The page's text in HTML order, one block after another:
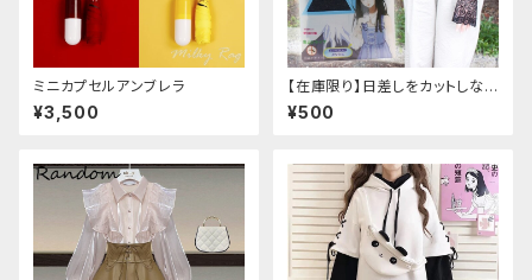
ミニカプセルアンブレラ
¥3,500
【在庫限り】日差しをカットしな
がら手元もオシャレに♪ UVア
ームカバー ブラック レース
¥500